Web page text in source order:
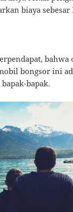
biaya sebesar
bahwa
bongsor ini
bapak.